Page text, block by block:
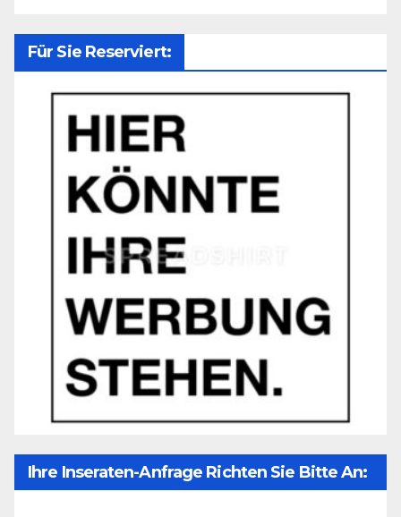
Für Sie Reserviert:
Ihre Inseraten-Anfrage Richten Sie Bitte An: